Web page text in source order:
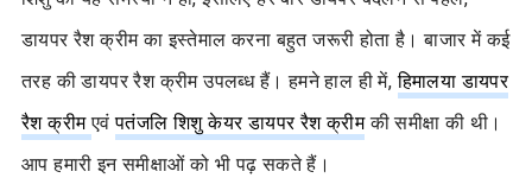
डायपर रैश क्रीम का इस्तेमाल करना बहुत जरूरी होता है। बाजार में कई
तरह की डायपर रैश क्रीम उपलब्ध हैं। हमने हाल ही में,हिमालया डायपर
रैश क्रीमएवंपतंजलि शिशु केयर डायपर रैश क्रीमकी समीक्षा की थी।
आप हमारी इन समीक्षाओं को भी पढ़ सकते हैं।